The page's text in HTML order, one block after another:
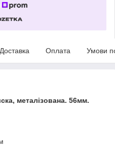
Доставка Оплата Умови
металізована. 56мм.